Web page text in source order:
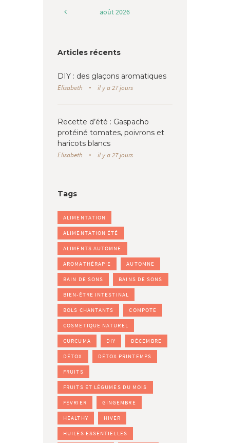
août2026
Articles récents
DIY : des glaçons aromatiques
Elisabeth il y a 27 jours
Recette d’été : Gaspacho
protéiné tomates, poivrons et
haricots blancs
Elisabeth il y a 27 jours
Tags
ALIMENTATION
ALIMENTATION ÉTÉ
ALIMENTS AUTOMNE
AROMATHÉRAPIE AUTOMNE
BAIN DE SONS BAINS DE SONS
BIEN-ÊTRE INTESTINAL
BOLS CHANTANTS COMPOTE
COSMÉTIQUE NATUREL
CURCUMA DIY DÉCEMBRE
DÉTOX DÉTOX PRINTEMPS
FRUITS
FRUITS ET LÉGUMES DU MOIS
FÉVRIER GINGEMBRE
HEALTHY HIVER
HUILES ESSENTIELLES